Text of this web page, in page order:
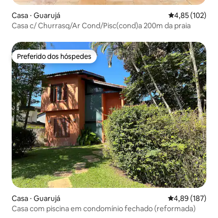
Casa ⋅ Guarujá 4,85 de uma
4,85 (102)
Casa c/ Churrasq/Ar Cond/Pisc(cond)a 200m da praia
Preferido dos hóspedes
Preferido dos hóspedes
Casa ⋅ Guarujá 4,89 de uma
4,89 (187)
Casa com piscina em condomínio fechado (reformada)